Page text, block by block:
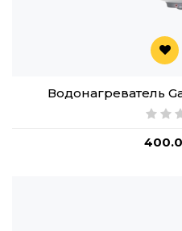
Водонагреватель